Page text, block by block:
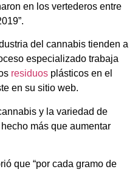
en los vertederos entre
del cannabis tienden a
especializado trabaja
residuos plásticos en el
en su sitio web.
y la variedad de
más que aumentar
que “por cada gramo de